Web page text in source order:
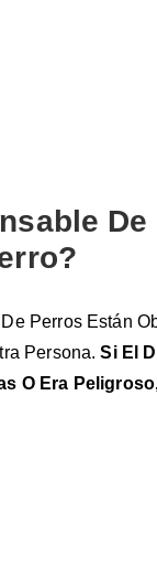
Perros Están
Persona.Si El
O Era